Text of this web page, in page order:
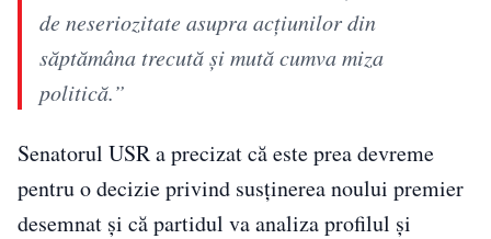
de neseriozitate asupra acțiunilor din
săptămâna trecută și mută cumva miza
politică.”
Senatorul USR a precizat că este prea devreme
pentru o decizie privind susținerea noului premier
desemnat și că partidul va analiza profilul și